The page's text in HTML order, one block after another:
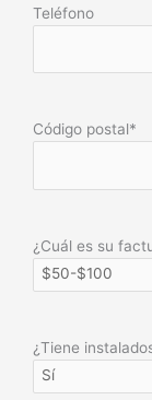
Teléfono
Código postal*
¿Cuál es su
¿Tiene